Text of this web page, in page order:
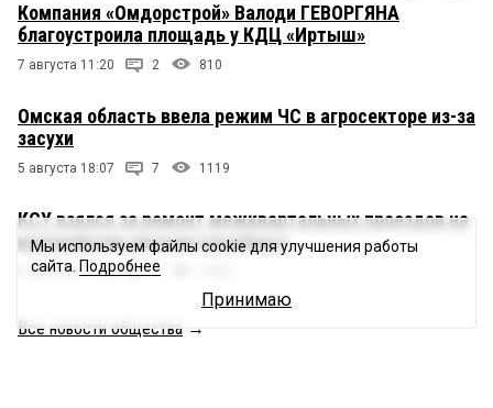
Компания «Омдорстрой» Валоди ГЕВОРГЯНА
благоустроила площадь у КДЦ «Иртыш»
7 августа 11:20 2 810
Омская область ввела режим ЧС в агросекторе из-за
засухи
5 августа 18:07 7 1119
КСУ взялся за ремонт межквартальных проездов на
крупнейшем омском кладбище
5 августа 17:25 3
Все новости общества →
Мы используем файлы cookie для улучшения работы
сайта. Подробнее
Принимаю